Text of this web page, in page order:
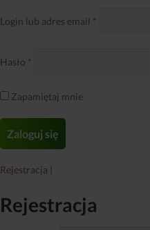
Login lub adres email *
Hasło *
Zapamiętaj mnie
Rejestracja
Rejestracja